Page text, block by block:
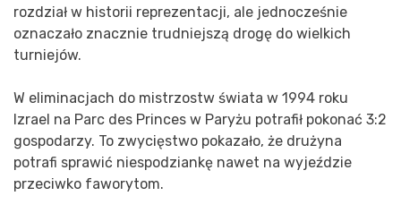
rozdział w historii reprezentacji, ale jednocześnie
oznaczało znacznie trudniejszą drogę do wielkich
turniejów.
W eliminacjach do mistrzostw świata w 1994 roku
Izrael na Parc des Princes w Paryżu potrafił pokonać 3:2
gospodarzy. To zwycięstwo pokazało, że drużyna
potrafi sprawić niespodziankę nawet na wyjeździe
przeciwko faworytom.